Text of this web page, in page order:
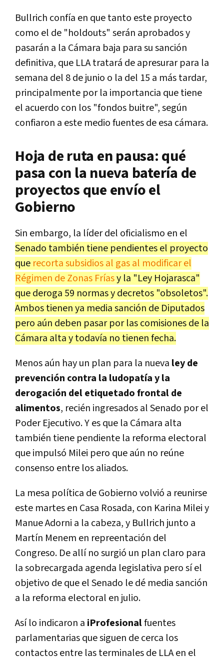
Bullrich confía en que tanto este proyecto
como el de "holdouts" serán aprobados y
pasarán a la Cámara baja para su sanción
definitiva, que LLA tratará de apresurar para la
semana del 8 de junio o la del 15 a más tardar,
principalmente por la importancia que tiene
el acuerdo con los "fondos buitre", según
confiaron a este medio fuentes de esa cámara.
Hoja de ruta en pausa: qué
pasa con la nueva batería de
proyectos que envío el
Gobierno
Sin embargo, la líder del oficialismo en el
Senado también tiene pendientes el proyecto
que recorta subsidios al gas al modificar el
Régimen de Zonas Fríasy la "Ley Hojarasca"
que deroga 59 normas y decretos "obsoletos".
Ambos tienen ya media sanción de Diputados
pero aún deben pasar por las comisiones de la
Cámara alta y todavía no tienen fecha.
Menos aún hay un plan para la nueva ley de
prevención contra la ludopatía y la
derogación del etiquetado frontal de
alimentos, recién ingresados al Senado por el
Poder Ejecutivo. Y es que la Cámara alta
también tiene pendiente la reforma electoral
que impulsó Milei pero que aún no reúne
consenso entre los aliados.
La mesa política de Gobierno volvió a reunirse
este martes en Casa Rosada, con Karina Milei y
Manue Adorni a la cabeza, y Bullrich junto a
Martín Menem en repreentación del
Congreso. De allí no surgió un plan claro para
la sobrecargada agenda legislativa pero sí el
objetivo de que el Senado le dé media sanción
a la reforma electoral en julio.
Así lo indicaron a iProfesionalfuentes
parlamentarias que siguen de cerca los
contactos entre las terminales de LLA en el